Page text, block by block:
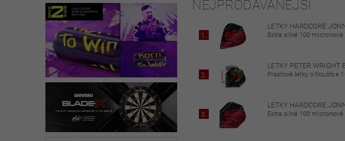
NEJPRODÁVANĚJŠÍ
1.
LETKY HARDCORE
Extra silné 100 micronové
2.
LETKY PETER WRIGHT
Plastové letky o tloušťce
3.
LETKY HARDCORE
Extra silné 100 micronové